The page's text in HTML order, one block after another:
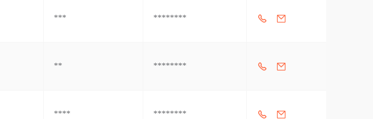
*** ********
** ********
**** ********